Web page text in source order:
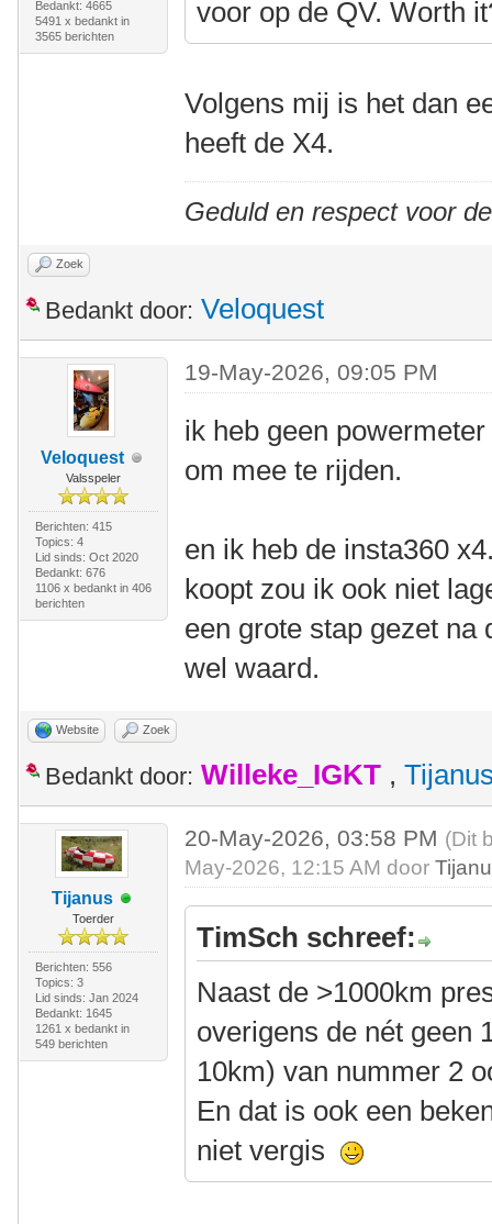
Bedankt: 4665
5491 x bedankt in
3565 berichten
voor op de QV. Worth
Volgens mij is het dan
heeft de X4.
Geduld en respect voor
Zoek
Bedankt door: Veloquest
Veloquest
Valsspeler
Berichten: 415
Topics: 4
Lid sinds: Oct 2020
Bedankt: 676
1106 x bedankt in 406
berichten
19-May-2026, 09:05 PM
ik heb geen
om mee te rijden.
en ik heb de insta360
koopt zou ik ook niet
een grote stap gezet na
wel waard.
Website Zoek
Bedankt door: Willeke_IGKT ,
Tijanus
Toerder
Berichten: 556
Topics: 3
Lid sinds: Jan 2024
Bedankt: 1645
1261 x bedankt in
549 berichten
20-May-2026, 03:58 PM (Dit
May-2026, 12:15 AM door
TimSch schreef:
Naast de >1000km
overigens de nét geen
10km) van nummer 2
En dat is ook een
niet vergis